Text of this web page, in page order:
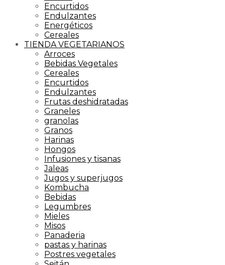
Encurtidos
Endulzantes
Energéticos
Cereales
TIENDA VEGETARIANOS
Arroces
Bebidas Vegetales
Cereales
Encurtidos
Endulzantes
Frutas deshidratadas
Graneles
granolas
Granos
Harinas
Hongos
Infusiones y tisanas
Jaleas
Jugos y superjugos
Kombucha
Bebidas
Legumbres
Mieles
Misos
Panaderia
pastas y harinas
Postres vegetales